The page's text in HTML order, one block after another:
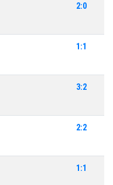
2:0
1:1
3:2
2:2
1:1